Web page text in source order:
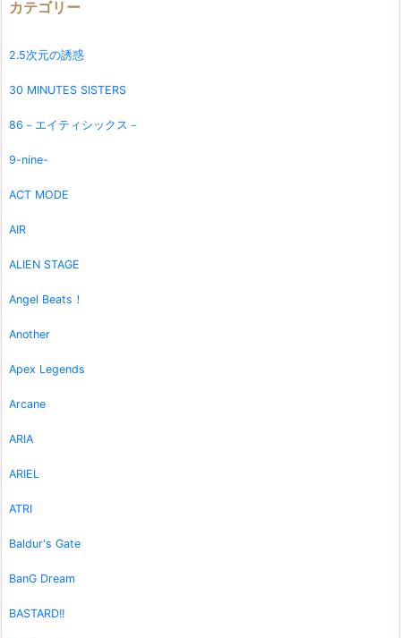
カテゴリー
2.5次元の誘惑
30 MINUTES SISTERS
86－エイティシックス－
9-nine-
ACT MODE
AIR
ALIEN STAGE
Angel Beats！
Another
Apex Legends
Arcane
ARIA
ARIEL
ATRI
Baldur's Gate
BanG Dream
BASTARD!!